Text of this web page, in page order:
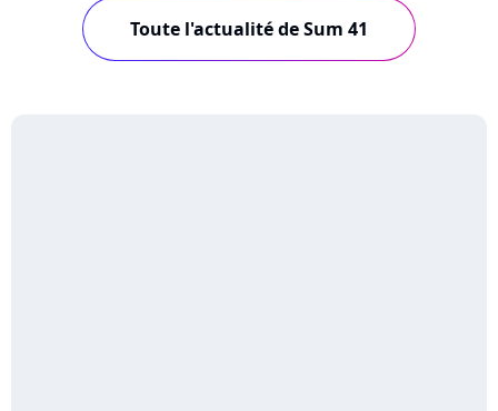
Toute l'actualité de Sum 41